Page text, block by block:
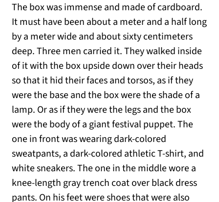
The box was immense and made of cardboard.
It must have been about a meter and a half long
by a meter wide and about sixty centimeters
deep. Three men carried it. They walked inside
of it with the box upside down over their heads
so that it hid their faces and torsos, as if they
were the base and the box were the shade of a
lamp. Or as if they were the legs and the box
were the body of a giant festival puppet. The
one in front was wearing dark-colored
sweatpants, a dark-colored athletic T-shirt, and
white sneakers. The one in the middle wore a
knee-length gray trench coat over black dress
pants. On his feet were shoes that were also